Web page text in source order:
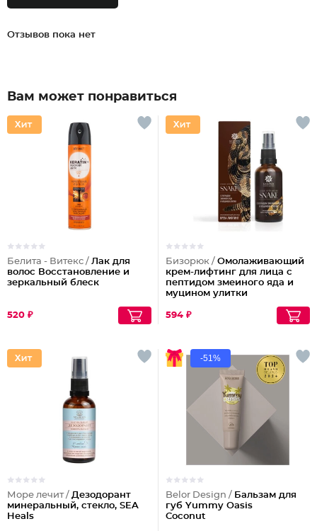
Отзывов пока нет
Вам может понравиться
Белита - Витекс / Лак для
волос Восстановление и
зеркальный блеск
520 ₽
Бизорюк / Омолаживающий
крем-лифтинг для лица с
пептидом змеиного яда и
муцином улитки
594 ₽
Море лечит / Дезодорант
минеральный, стекло, SEA
Heals
-51%
Belor Design / Бальзам для
губ Yummy Oasis
Coconut